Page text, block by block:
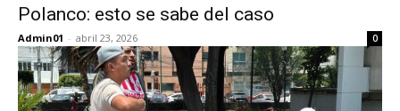
Polanco: esto se sabe del caso
Admin01 - abril 23, 2026 0